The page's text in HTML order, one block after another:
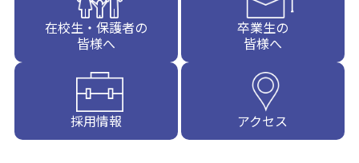
在校生・保護者の
皆様へ
卒業生の
皆様へ
採用情報 アクセス